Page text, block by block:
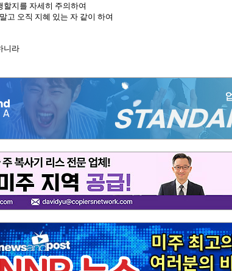
할지를 자세히 주의하여
고 오직 지혜 있는 자 같이 하여
니라